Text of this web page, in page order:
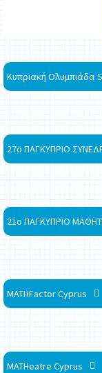
Κυπριακή Ολυμπιάδα
27ο ΠΑΓΚΥΠΡΙΟ
21ο ΠΑΓΚΥΠΡΙΟ
MATHFactor Cyprus
MATHeatre Cyprus